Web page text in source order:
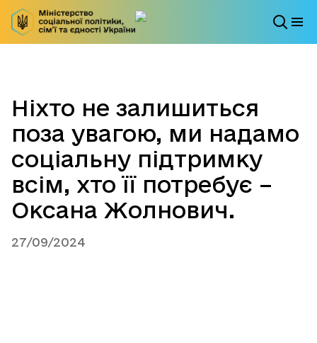
Ніхто не залишиться
поза увагою, ми надамо
соціальну підтримку
всім, хто її потребує –
Оксана Жолнович.
27/09/2024